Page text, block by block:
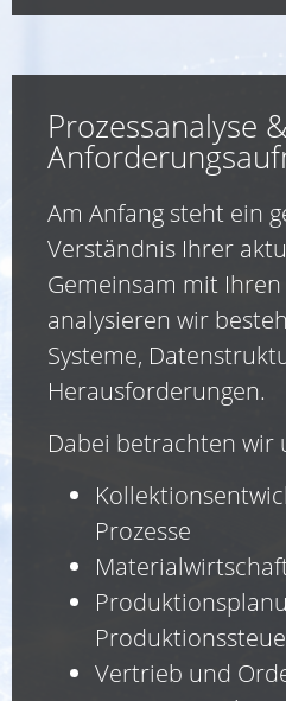
Prozessanalyse &
Am Anfang steht ein
Verständnis Ihrer
Gemeinsam mit
analysieren wir
Systeme,
Herausforderungen.
Dabei betrachten wir
Prozesse
Vertrieb und